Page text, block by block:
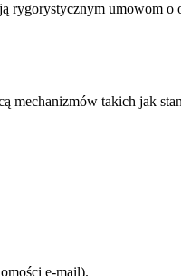
rygorystycznym umowom o
mechanizmów takich jak
e-mail).